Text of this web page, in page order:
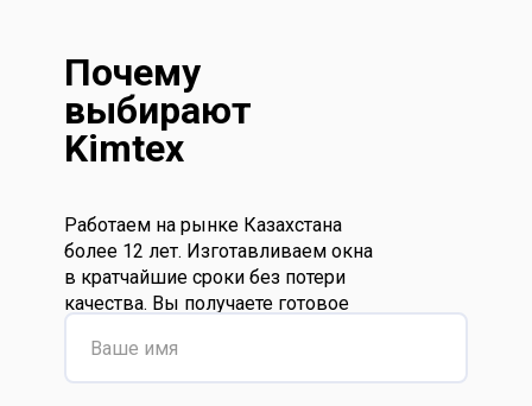
Работаем на рынке Казахстана
более 12 лет. Изготавливаем окна
в кратчайшие сроки без потери
качества. Вы получаете готовое
минуя посредников
Почему
выбирают
Kimtex